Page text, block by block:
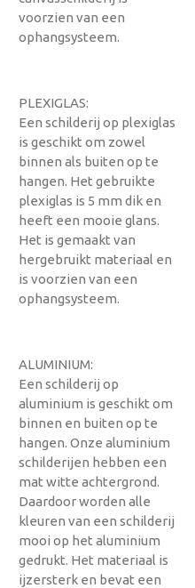
voorzien van een
ophangsysteem.
PLEXIGLAS:
Een schilderij op plexiglas
is geschikt om zowel
binnen als buiten op te
hangen. Het gebruikte
plexiglas is 5 mm dik en
heeft een mooie glans.
Het is gemaakt van
hergebruikt materiaal en
is voorzien van een
ophangsysteem.
ALUMINIUM:
Een schilderij op
aluminium is geschikt om
binnen en buiten op te
hangen. Onze aluminium
schilderijen hebben een
mat witte achtergrond.
Daardoor worden alle
kleuren van een schilderij
mooi op het aluminium
gedrukt. Het materiaal is
ijzersterk en bevat een